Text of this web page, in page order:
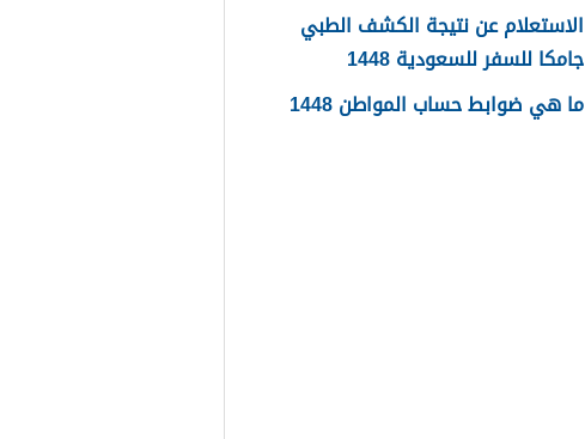
الاستعلام عن نتيجة الكشف الطبي
جامكا للسفر للسعودية 1448
ما هي ضوابط حساب المواطن 1448